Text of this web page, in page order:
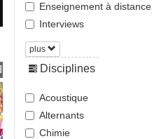
Enseignement à distance
Interviews
plus
Disciplines
Acoustique
Alternants
Chimie